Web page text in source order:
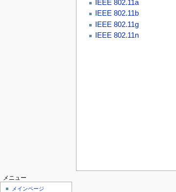
IEEE 802.11a
IEEE 802.11b
IEEE 802.11g
IEEE 802.11n
メニュー
メインページ